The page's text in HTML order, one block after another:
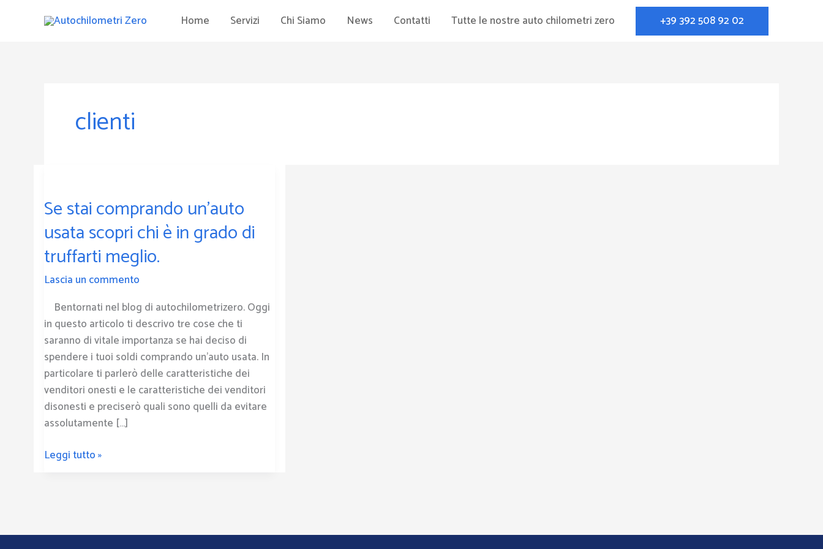
Home Servizi Chi Siamo News Contatti Tutte le nostre auto chilometri zero +39 392 508 92 02
clienti
Se stai comprando un’auto
usata scopri chi è in grado di
truffarti meglio.
Lascia un commento
Bentornati nel blog di autochilometrizero. Oggi
in questo articolo ti descrivo tre cose che ti
saranno di vitale importanza se hai deciso di
spendere i tuoi soldi comprando un’auto usata. In
particolare ti parlerò delle caratteristiche dei
venditori onesti e le caratteristiche dei venditori
disonesti e preciserò quali sono quelli da evitare
assolutamente […]
comprando
un’auto
usata
scopri
chi
è
grado
di
truffarti
meglio.
Leggi tutto »